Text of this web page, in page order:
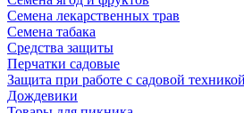
Семена лекарственных трав
Семена табака
Средства защиты
Перчатки садовые
Защита при работе с садовой техникой
Дождевики